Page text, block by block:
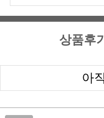
상품후기
아
PNK모델